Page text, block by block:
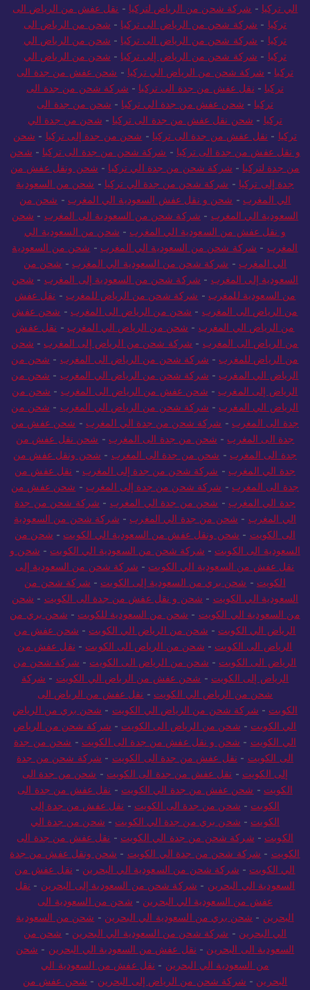
الي تركيا - شركة شحن من الرياض لتركيا - نقل عفش من الرياض الى
تركيا - شركة شحن من الرياض الى تركيا - شحن من الرياض الى
تركيا - شركة شحن من الرياض الى تركيا - شحن من الرياض الي
تركيا - شركة شحن من الرياض إلى تركيا - شحن من الرياض الي
تركيا - شركة شحن من الرياض الي تركيا - شحن عفش من جدة الى
تركيا - نقل عفش من جدة الى تركيا - شركة شحن من جدة الى
تركيا - شحن عفش من جدة الي تركيا - شحن من جدة الى
تركيا - شحن نقل عفش من جدة الى تركيا - شحن من جدة الي
تركيا - نقل عفش من جدة الى تركيا - شحن من جدة إلى تركيا - شحن
و نقل عفش من جدة الى تركيا - شركة شحن من جدة الى تركيا - شحن
من جدة لتركيا - شركة شحن من جدة الي تركيا - شحن ونقل عفش من
جدة إلى تركيا - شركة شحن من جدة الي تركيا - شحن من السعودية
الي المغرب - شحن و نقل عفش السعودية الي المغرب - شحن من
السعودية الي المغرب - شركة شحن من السعودية الى المغرب - شحن
و نقل عفش من السعودية الي المغرب - شحن من السعودية الي
المغرب - شركة شحن من السعودية الي المغرب - شحن من السعودية
الي المغرب - شركة شحن من السعودية الي المغرب - شحن من
السعودية إلى المغرب - شركة شحن من السعودية إلى المغرب - شحن
من السعودية للمغرب - شركة شحن من الرياض للمغرب - نقل عفش
من الرياض الى المغرب - شحن من الرياض الى المغرب - شحن عفش
من الرياض الي المغرب - شحن من الرياض الي المغرب - نقل عفش
من الرياض الى المغرب - شركة شحن من الرياض إلى المغرب - شحن
من الرياض للمغرب - شركة شحن من الرياض الى المغرب - شحن من
الرياض الي المغرب - شركة شحن من الرياض الي المغرب - شحن من
الرياض إلى المغرب - شحن عفش من الرياض الى المغرب - شحن من
الرياض الي المغرب - شركة شحن من الرياض الي المغرب - شحن من
جدة الى المغرب - شركة شحن من جدة الي المغرب - شحن عفش من
جدة الى المغرب - شحن من جدة الى المغرب - شحن نقل عفش من
جدة الى المغرب - شحن من جدة الى المغرب - شحن ونقل عفش من
جدة الي المغرب - شركة شحن من جدة إلى المغرب - نقل عفش من
جدة الى المغرب - شركة شحن من جدة إلى المغرب - شحن عفش من
جدة الي المغرب - شحن من جدة الي المغرب - شركة شحن من جدة
الي المغرب - شحن من جدة الي المغرب - شركة شحن من السعودية
الى الكويت - شحن ونقل عفش من السعودية الي الكويت - شحن من
السعودية الى الكويت - شركة شحن من السعودية الي الكويت - شحن و
نقل عفش من السعودية الي الكويت - شركة شحن من السعودية إلى
الكويت - شحن بري من السعودية إلى الكويت - شركة شحن من
السعودية الي الكويت - شحن و نقل عفش من جدة الى الكويت - شحن
من السعودية الي الكويت - شحن من السعودية للكويت - شحن بري من
الرياض الي الكويت - شحن من الرياض الي الكويت - شحن عفش من
الرياض الى الكويت - شحن من الرياض الى الكويت - نقل عفش من
الرياض الى الكويت - شحن من الرياض الى الكويت - شركة شحن من
الرياض إلى الكويت - شحن عفش من الرياض الي الكويت - شركة
شحن من الرياض الي الكويت - نقل عفش من الرياض الى
الكويت - شركة شحن من الرياض الي الكويت - شحن بري من الرياض
الي الكويت - شحن من الرياض الى الكويت - شركة شحن من الرياض
الي الكويت - شحن و نقل عفش من جدة الى الكويت - شحن من جدة
الى الكويت - نقل عفش من جدة الى الكويت - شركة شحن من جدة
إلى الكويت - نقل عفش من جدة الى الكويت - شحن من جدة الى
الكويت - شحن عفش من جدة الي الكويت - نقل عفش من جدة الى
الكويت - شحن من جدة الى الكويت - نقل عفش من جدة إلى
الكويت - شحن بري من جدة الي الكويت - شحن من جدة الي
الكويت - شركة شحن من جدة الي الكويت - نقل عفش من جدة الى
الكويت - شركة شحن من جدة الي الكويت - شحن ونقل عفش من جدة
الي الكويت - شركة شحن من السعودية الي البحرين - نقل عفش من
السعودية الي البحرين - شركة شحن من السعودية إلى البحرين - نقل
عفش من السعودية الي البحرين - شحن من السعودية الى
البحرين - شحن بري من السعودية الي البحرين - شحن من السعودية
الي البحرين - شركة شحن من السعودية الي البحرين - شحن من
السعودية الى البحرين - نقل عفش من السعودية الي البحرين - شحن
من السعودية الي البحرين - نقل عفش من السعودية الي
البحرين - شركة شحن من الرياض إلى البحرين - شحن عفش من